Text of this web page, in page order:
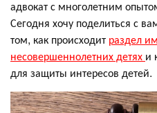
адвокат с многолетним
Сегодня хочу поделиться с
том, как происходит раздел
несовершеннолетних детях и
для защиты интересов детей.